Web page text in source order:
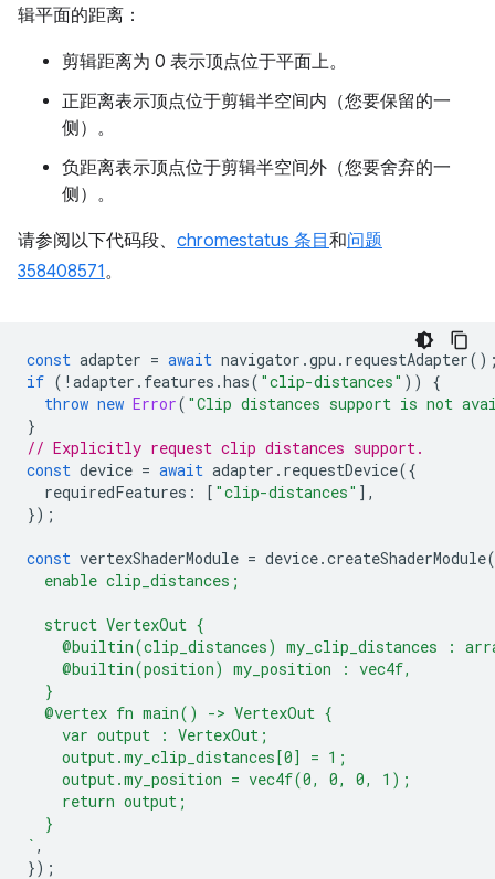
辑平面的距离：
剪辑距离为 0 表示顶点位于平面上。
正距离表示顶点位于剪辑半空间内（您要保留的一
侧）。
负距离表示顶点位于剪辑半空间外（您要舍弃的一
侧）。
请参阅以下代码段、 chromestatus 条目 和问题
358408571。
const adapter = await navigator .gpu . requestAdapter
if ( ! adapter . features .has( "clip-distances" ))
{
throw new Error( "Clip distances support is not
}
// Explicitly request clip distances support.
const device = await adapter . requestDevice({
requiredFeatures : [ "clip-distances" ],
});
const vertexShaderModule = device.createShaderModule
  enable clip_distances;
  struct VertexOut {
@builtin(clip_distances) my_clip_distances :
    @builtin(position) my_position : vec4f,
  }
  @vertex fn main() -> VertexOut {
    var output : VertexOut;
    output.my_clip_distances[0] = 1;
    output.my_position = vec4f(0, 0, 0, 1);
    return output;
  }
` ,
});